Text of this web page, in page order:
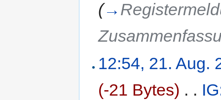
(→
12:54, 21. Aug.
(-21 Bytes) . .